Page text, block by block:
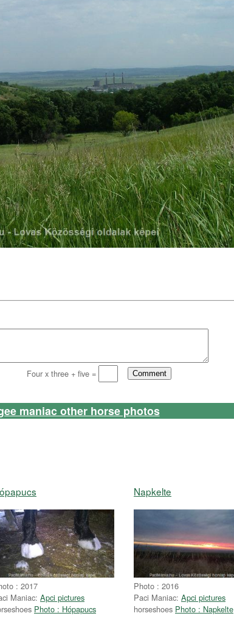
Four x three + five =
maniac other horse photos
: 2017
Maniac: Apci pictures
Photo : Hópapucs
Napkelte
Photo : 2016
Paci Maniac: Apci pictures
horseshoes Photo : Napkelte